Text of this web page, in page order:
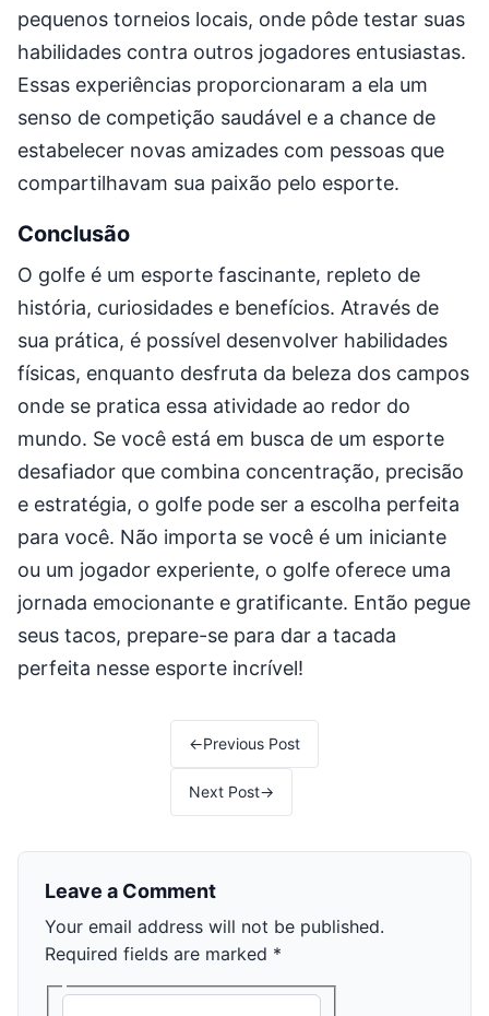
pequenos torneios locais, onde pôde testar suas
habilidades contra outros jogadores entusiastas.
Essas experiências proporcionaram a ela um
senso de competição saudável e a chance de
estabelecer novas amizades com pessoas que
compartilhavam sua paixão pelo esporte.
Conclusão
O golfe é um esporte fascinante, repleto de
história, curiosidades e benefícios. Através de
sua prática, é possível desenvolver habilidades
físicas, enquanto desfruta da beleza dos campos
onde se pratica essa atividade ao redor do
mundo. Se você está em busca de um esporte
desafiador que combina concentração, precisão
e estratégia, o golfe pode ser a escolha perfeita
para você. Não importa se você é um iniciante
ou um jogador experiente, o golfe oferece uma
jornada emocionante e gratificante. Então pegue
seus tacos, prepare-se para dar a tacada
perfeita nesse esporte incrível!
Post navigation
←Previous Post
Next Post→
Leave a Comment
Your email address will not be published.
Required fields are marked *